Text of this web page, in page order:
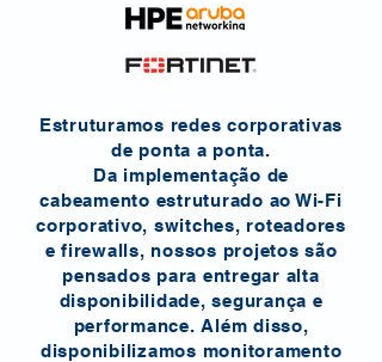
Estruturamos redes corporativas
de ponta a ponta.
Da implementação de
cabeamento estruturado ao Wi-Fi
corporativo, switches, roteadores
e firewalls, nossos projetos são
pensados para entregar alta
disponibilidade, segurança e
performance. Além disso,
disponibilizamos monitoramento